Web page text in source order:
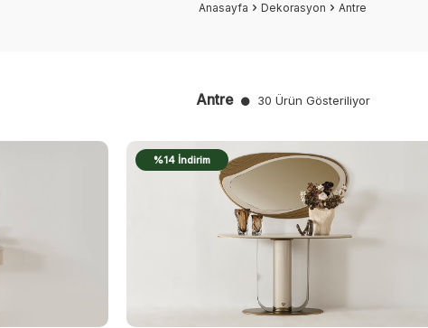
Anasayfa Dekorasyon Antre
Antre 30 Ürün Gösteriliyor
%14 İndirim